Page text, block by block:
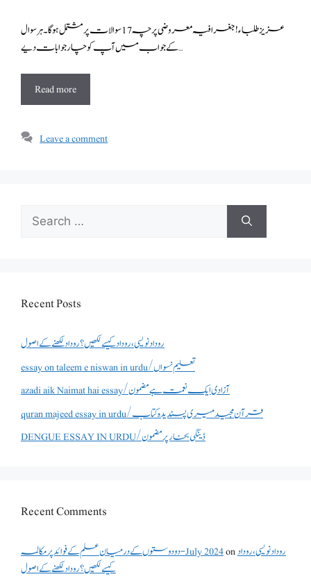
عزیز طلباء! جغرافیہ معروضی پرچہ 17 سوالات پر مشتمل ہو گا۔ہر سوال
کے جواب میں آپ کو چار جوابات دیے …
Read more
Leave a comment
Search
for:
Recent Posts
روداد نویسی ،روداد کیسے لکھیں؟ روداد لکھنے کے اصول
essay on taleem e niswan in urdu/تعلیم نسواں
azadi aik Naimat hai essay/آزادی ایک نعمت ہے مضمون
quran majeed essay in urdu/قرآن مجید میری پسندیدہ کتاب
DENGUE ESSAY IN URDU/ڈینگی بخار پر مضمون
Recent Comments
دو دوستوں کے درمیان علم کے فوائد پر مکالمہ - July 2024onروداد نویسی ،روداد
کیسے لکھیں؟ روداد لکھنے کے اصول